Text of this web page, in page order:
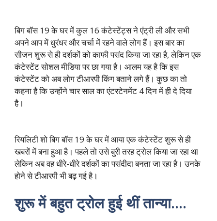
बिग बॉस 19 के घर में कुल 16 कंटेस्टेंट्स ने एंट्री ली और सभी
अपने आप में धुरंधर और चर्चा में रहने वाले लोग हैं। इस बार का
सीजन शुरू से ही दर्शकों को काफी पसंद किया जा रहा है, लेकिन एक
कंटेस्टेंट सोशल मीडिया पर छा गया है। आलम यह है कि इस
कंटेस्टेंट को अब लोग टीआरपी किंग बताने लगे हैं। कुछ का तो
कहना है कि उन्होंने चार साल का एंटरटेनमेंट 4 दिन में ही दे दिया
है।
रियलिटी शो बिग बॉस 19 के घर में आया एक कंटेस्टेंट शुरू से ही
खबरों में बना हुआ है। पहले तो उसे बुरी तरह ट्रोल किया जा रहा था
लेकिन अब वह धीरे-धीरे दर्शकों का पसंदीदा बनता जा रहा है। उनके
होने से टीआरपी भी बढ़ गई है।
शुरू में बहुत ट्रोल हुई थीं तान्या….